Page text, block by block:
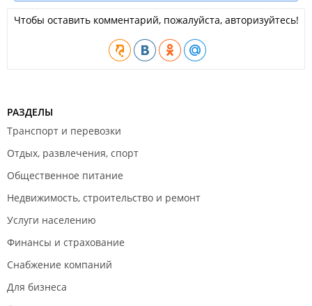
Чтобы оставить комментарий, пожалуйста, авторизуйтесь!
РАЗДЕЛЫ
Транспорт и перевозки
Отдых, развлечения, спорт
Общественное питание
Недвижимость, строительство и ремонт
Услуги населению
Финансы и страхование
Снабжение компаний
Для бизнеса